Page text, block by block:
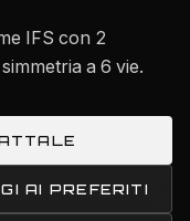
IFS con 2
a 6 vie.
AI PREFERITI